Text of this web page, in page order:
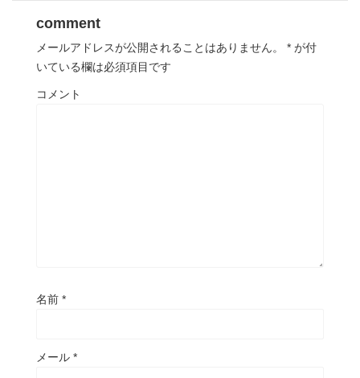
comment
メールアドレスが公開されることはありません。 * が付
いている欄は必須項目です
コメント
名前 *
メール *